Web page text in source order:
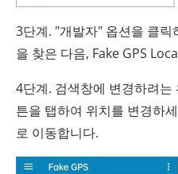
3단계. "개발자" 옵션을 클
을 찾은 다음, Fake GPS
4단계. 검색창에 변경하려
튼을 탭하여 위치를 변경하
로 이동합니다.